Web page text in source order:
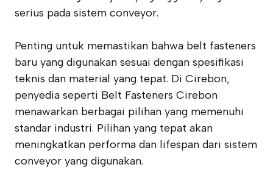
serius pada sistem conveyor.
Penting untuk memastikan bahwa belt fasteners
baru yang digunakan sesuai dengan spesifikasi
teknis dan material yang tepat. Di Cirebon,
penyedia seperti Belt Fasteners Cirebon
menawarkan berbagai pilihan yang memenuhi
standar industri. Pilihan yang tepat akan
meningkatkan performa dan lifespan dari sistem
conveyor yang digunakan.